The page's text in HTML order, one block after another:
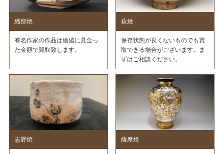
織部焼
有名作家の作品は価値に見合っ
た金額で買取致します。
萩焼
保存状態が良くないものでも買
取できる場合がございます。ま
ずはご相談ください。
志野焼 薩摩焼